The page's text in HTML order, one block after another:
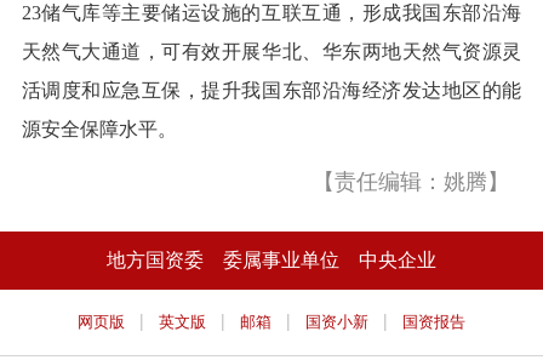
23储气库等主要储运设施的互联互通，形成我国东部沿海
天然气大通道，可有效开展华北、华东两地天然气资源灵
活调度和应急互保，提升我国东部沿海经济发达地区的能
源安全保障水平。
【责任编辑：姚腾】
地方国资委 委属事业单位 中央企业
网页版 | 英文版 | 邮箱 | 国资小新 | 国资报告